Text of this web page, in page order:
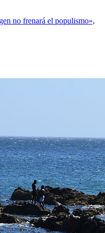
no frenará el populismo»,